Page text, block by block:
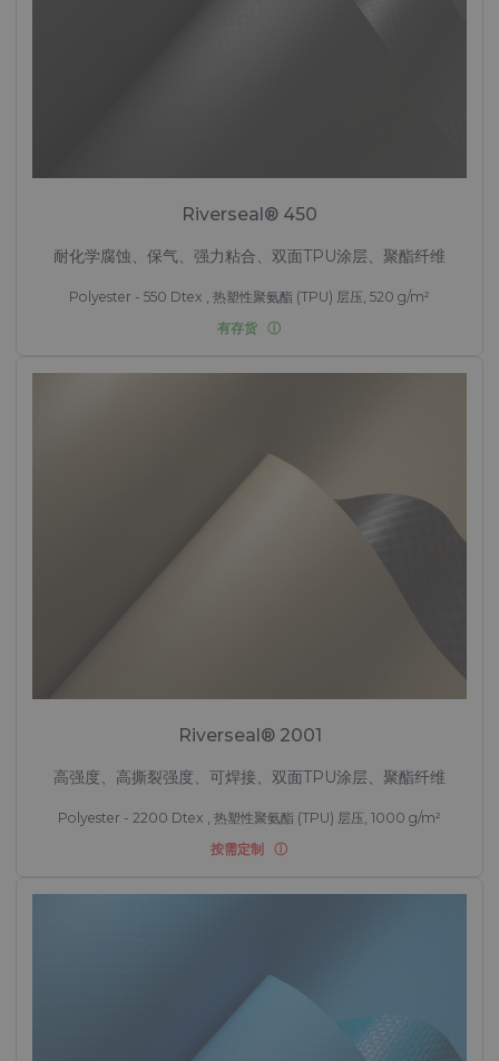
Riverseal® 450
耐化学腐蚀、保气、强力粘合、双面TPU涂层、聚酯纤维
Polyester - 550 Dtex , 热塑性聚氨酯 (TPU) 层压, 520 g/m²
有存货
Riverseal® 2001
高强度、高撕裂强度、可焊接、双面TPU涂层、聚酯纤维
Polyester - 2200 Dtex , 热塑性聚氨酯 (TPU) 层压, 1000 g/m²
按需定制